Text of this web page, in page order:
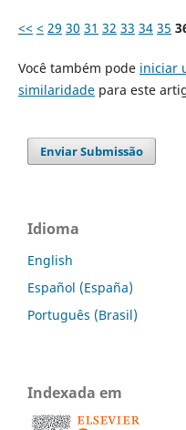
<< < 29 30 31 32 33 34 35
Você também pode iniciar
similaridadepara este
Enviar Submissão
Idioma
English
Español (España)
Português (Brasil)
Indexada em